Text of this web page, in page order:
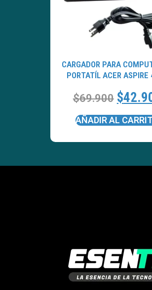
CARGADOR PARA
PORTATÍL ACER ASPIRE
$69.900 $
AÑADIR AL